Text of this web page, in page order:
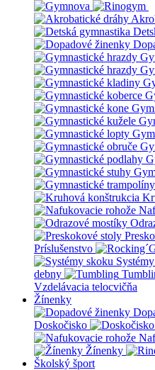
Príslušenstvo
debny
Vzdelávacia telocvičňa
Žínenky
Doskočisko
Žínenky
Školský šport